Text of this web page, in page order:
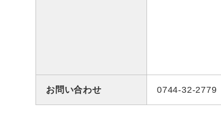
お問い合わせ 0744-32-2779